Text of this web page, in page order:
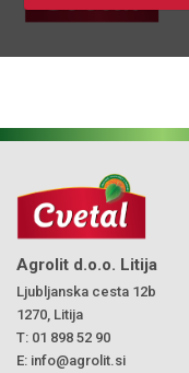
Agrolit d.o.o. Litija
Ljubljanska cesta 12b
1270, Litija
T: 01 898 52 90
E: info@agrolit.si